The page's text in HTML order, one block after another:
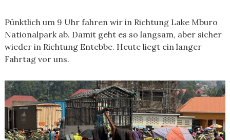
Pünktlich um 9 Uhr fahren wir in Richtung Lake Mburo
Nationalpark ab. Damit geht es so langsam, aber sicher
wieder in Richtung Entebbe. Heute liegt ein langer
Fahrtag vor uns.